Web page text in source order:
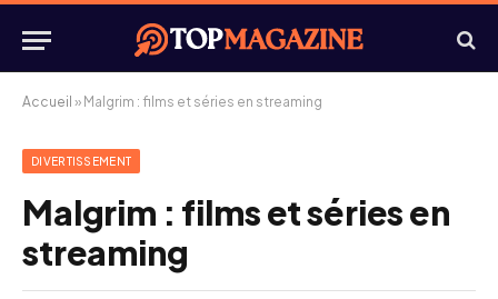
Accueil » Malgrim : films et séries en streaming
DIVERTISSEMENT
Malgrim : films et séries en
streaming